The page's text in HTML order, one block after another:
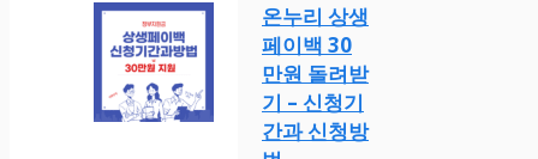
온누리 상생
페이백 30
만원 돌려받
기 – 신청기
간과 신청방